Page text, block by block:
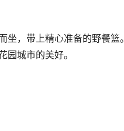
，带上精心准备的野餐篮。
城市的美好。